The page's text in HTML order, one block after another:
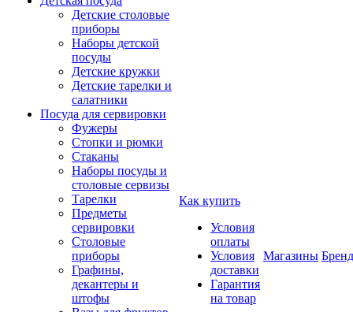
Детские столовые
приборы
Наборы детской
посуды
Детские кружки
Детские тарелки и
салатники
Посуда для сервировки
Фужеры
Стопки и рюмки
Стаканы
Наборы посуды и
столовые сервизы
Тарелки
Предметы
сервировки
Столовые
приборы
Графины,
декантеры и
штофы
Как купить
Условия
оплаты
Условия
доставки
Гарантия
на товар
Магазины